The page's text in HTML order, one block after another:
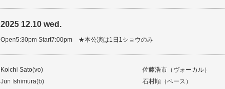
2025 12.10 wed.
Open5:30pm Start7:00pm ★本公演は1日1ショウのみ
Koichi Sato(vo)
佐藤浩市（ヴォーカル）
Jun Ishimura(b)
石村順（ベース）